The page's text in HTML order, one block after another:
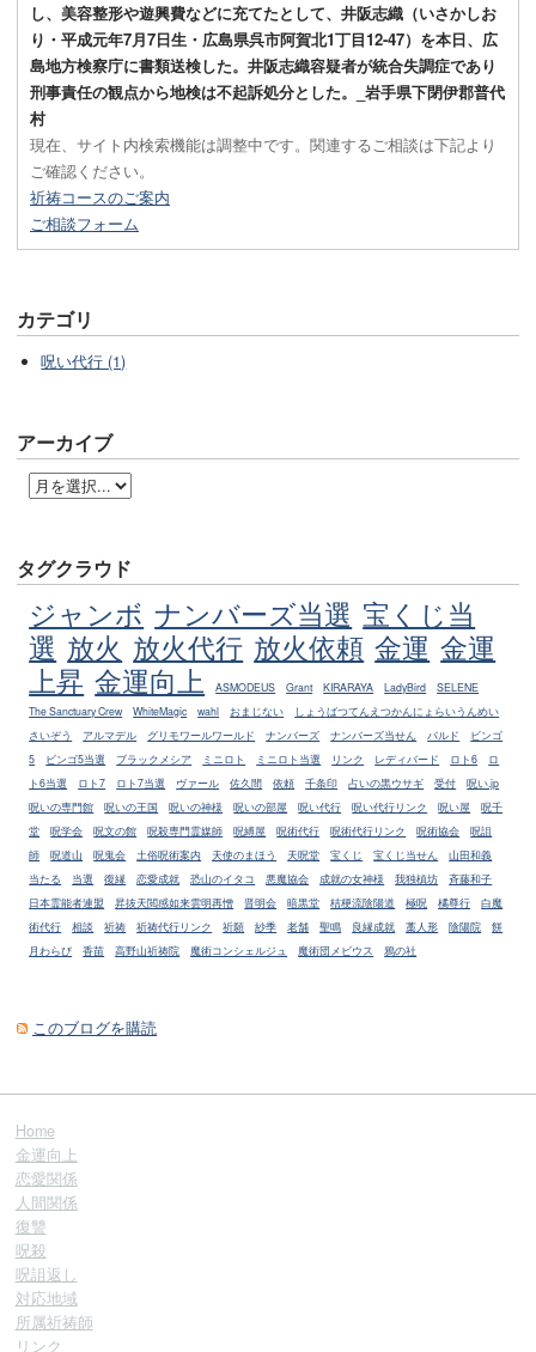
し、美容整形や遊興費などに充てたとして、井阪志織（いさかしお
り・平成元年7月7日生・広島県呉市阿賀北1丁目12-47）を本日、広
島地方検察庁に書類送検した。井阪志織容疑者が統合失調症であり
刑事責任の観点から地検は不起訴処分とした。_岩手県下閉伊郡普代
村
現在、サイト内検索機能は調整中です。関連するご相談は下記より
ご確認ください。
祈祷コースのご案内
ご相談フォーム
カテゴリ
呪い代行 (1)
アーカイブ
タグクラウド
ジャンボ ナンバーズ当選 宝くじ当
選 放火 放火代行 放火依頼 金運 金運
上昇 金運向上 ASMODEUS Grant KIRARAYA LadyBird
SELENE
The Sanctuary Crew
WhiteMagic wahl おまじない
しょうばつてんえつかんにょらいうんめい
さいぞう
アルマデル グリモワールワールド ナンバーズ ナンバーズ当せん バルド
ビンゴ
5
ビンゴ5当選 ブラックメシア ミニロト ミニロト当選 リンク レディバード ロト6
ロ
ト6当選
ロト7 ロト7当選 ヴァール 佐久間 依頼 千条印 占いの黒ウサギ 受付
呪い.jp
呪いの専門館
呪いの王国 呪いの神様 呪いの部屋 呪い代行 呪い代行リンク 呪い屋
呪千
堂
呪学会 呪文の館 呪殺専門霊媒師 呪縛屋 呪術代行 呪術代行リンク 呪術協会
呪詛
師
呪道山 呪鬼会 土俗呪術案内 天使のまほう 天呪堂 宝くじ 宝くじ当せん
山田和義
当たる
当選 復縁 恋愛成就 恐山のイタコ 悪魔協会 成就の女神様 我独槙坊
斉藤和子
日本霊能者連盟
昇抜天閲感如来雲明再憎 晋明会 暗黒堂 桔梗流陰陽道 極呪 橘尊行
白魔
術代行
相談 祈祷 祈祷代行リンク 祈願 紗季 老舗 聖鳴 良縁成就 藁人形 陰陽院
餅
月わらび
香苗 高野山祈祷院 魔術コンシェルジュ 魔術団メビウス 鴉の社
このブログを購読
Home
金運向上
恋愛関係
人間関係
復讐
呪殺
呪詛返し
対応地域
所属祈祷師
リンク